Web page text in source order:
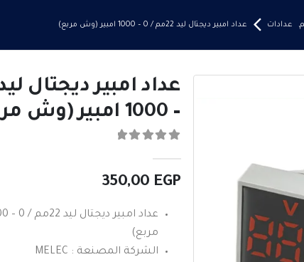
, عدادات عداد امبير ديجتال ليد 22مم / 0 – 1000 امبير (وش مربع)
– 1000 امبير (وش مربع)
350,00 EGP
مربع)
الشركة المصنعة : MELEC